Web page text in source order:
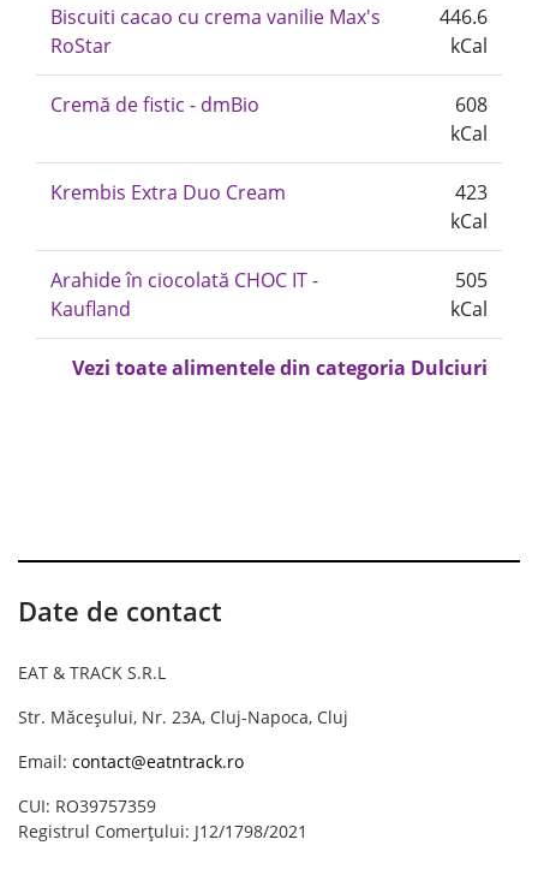
Biscuiti cacao cu crema vanilie Max's
RoStar
446.6
kCal
Cremă de fistic - dmBio
608
kCal
Krembis Extra Duo Cream
423
kCal
Arahide în ciocolată CHOC IT -
Kaufland
505
kCal
Vezi toate alimentele din categoria Dulciuri
Date de contact
EAT & TRACK S.R.L
Str. Măceșului, Nr. 23A, Cluj-Napoca, Cluj
Email: contact@eatntrack.ro
CUI: RO39757359
Registrul Comerțului: J12/1798/2021